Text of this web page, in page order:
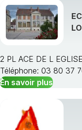
2 PL ACE DE L
Téléphone: 03 80 37
En savoir plus